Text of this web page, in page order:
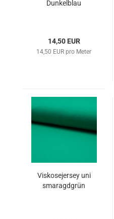
Dunkelblau
14,50 EUR
14,50 EUR pro Meter
Viskosejersey uni
smaragdgrün